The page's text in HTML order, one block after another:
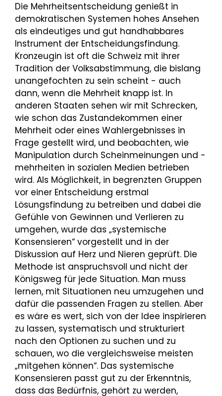
Die Mehrheitsentscheidung genießt in
demokratischen Systemen hohes Ansehen
als eindeutiges und gut handhabbares
Instrument der Entscheidungsfindung.
Kronzeugin ist oft die Schweiz mit ihrer
Tradition der Volksabstimmung, die bislang
unangefochten zu sein scheint - auch
dann, wenn die Mehrheit knapp ist. In
anderen Staaten sehen wir mit Schrecken,
wie schon das Zustandekommen einer
Mehrheit oder eines Wahlergebnisses in
Frage gestellt wird, und beobachten, wie
Manipulation durch Scheinmeinungen und -
mehrheiten in sozialen Medien betrieben
wird. Als Möglichkeit, in begrenzten Gruppen
vor einer Entscheidung erstmal
Lösungsfindung zu betreiben und dabei die
Gefühle von Gewinnen und Verlieren zu
umgehen, wurde das „systemische
Konsensieren“ vorgestellt und in der
Diskussion auf Herz und Nieren geprüft. Die
Methode ist anspruchsvoll und nicht der
Königsweg für jede Situation. Man muss
lernen, mit Situationen neu umzugehen und
dafür die passenden Fragen zu stellen. Aber
es wäre es wert, sich von der Idee inspirieren
zu lassen, systematisch und strukturiert
nach den Optionen zu suchen und zu
schauen, wo die vergleichsweise meisten
„mitgehen können“. Das systemische
Konsensieren passt gut zu der Erkenntnis,
dass das Bedürfnis, gehört zu werden,